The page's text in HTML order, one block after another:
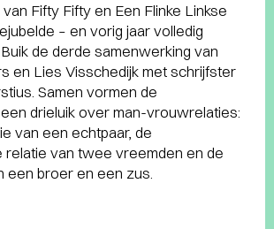
Fifty Fifty en Een Flinke Linkse
– en vorig jaar volledig
de derde samenwerking van
en Lies Visschedijk met schrijfster
Samen vormen de
drieluik over man-vrouwrelaties:
van een echtpaar, de
relatie van twee vreemden en de
een broer en een zus.